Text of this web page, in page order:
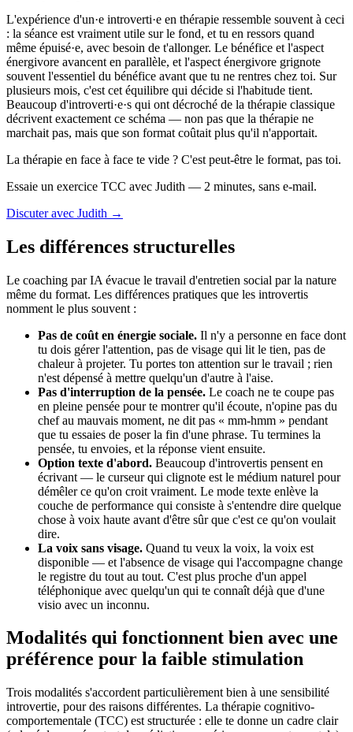
L'expérience d'un·e introverti·e en thérapie ressemble souvent à ceci
: la séance est vraiment utile sur le fond, et tu en ressors quand
même épuisé·e, avec besoin de t'allonger. Le bénéfice et l'aspect
énergivore avancent en parallèle, et l'aspect énergivore grignote
souvent l'essentiel du bénéfice avant que tu ne rentres chez toi. Sur
plusieurs mois, c'est cet équilibre qui décide si l'habitude tient.
Beaucoup d'introverti·e·s qui ont décroché de la thérapie classique
décrivent exactement ce schéma — non pas que la thérapie ne
marchait pas, mais que son format coûtait plus qu'il n'apportait.
La thérapie en face à face te vide ? C'est peut-être le format, pas toi.
Essaie un exercice TCC avec Judith — 2 minutes, sans e-mail.
Discuter avec Judith →
Les différences structurelles
Le coaching par IA évacue le travail d'entretien social par la nature
même du format. Les différences pratiques que les introvertis
nomment le plus souvent :
Pas de coût en énergie sociale. Il n'y a personne en face dont
tu dois gérer l'attention, pas de visage qui lit le tien, pas de
chaleur à projeter. Tu portes ton attention sur le travail ; rien
n'est dépensé à mettre quelqu'un d'autre à l'aise.
Pas d'interruption de la pensée. Le coach ne te coupe pas
en pleine pensée pour te montrer qu'il écoute, n'opine pas du
chef au mauvais moment, ne dit pas « mm-hmm » pendant
que tu essaies de poser la fin d'une phrase. Tu termines la
pensée, tu envoies, et la réponse vient ensuite.
Option texte d'abord. Beaucoup d'introvertis pensent en
écrivant — le curseur qui clignote est le médium naturel pour
démêler ce qu'on croit vraiment. Le mode texte enlève la
couche de performance qui consiste à s'entendre dire quelque
chose à voix haute avant d'être sûr que c'est ce qu'on voulait
dire.
La voix sans visage. Quand tu veux la voix, la voix est
disponible — et l'absence de visage qui l'accompagne change
le registre du tout au tout. C'est plus proche d'un appel
téléphonique avec quelqu'un qui te connaît déjà que d'une
visio avec un inconnu.
Modalités qui fonctionnent bien avec une
préférence pour la faible stimulation
Trois modalités s'accordent particulièrement bien à une sensibilité
introvertie, pour des raisons différentes. La thérapie cognitivo-
comportementale (TCC) est structurée : elle te donne un cadre clair